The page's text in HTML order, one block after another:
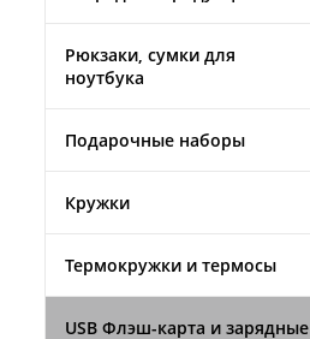
Рюкзаки, сумки для
ноутбука
Подарочные наборы
Кружки
Термокружки и термосы
USB Флэш-карта и зарядные